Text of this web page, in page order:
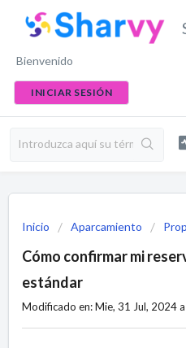
Bienvenido
INICIAR SESIÓN
Inicio Aparcamiento
Cómo confirmar mi
estándar
Modificado en: Mie, 31 Jul, 2024 a